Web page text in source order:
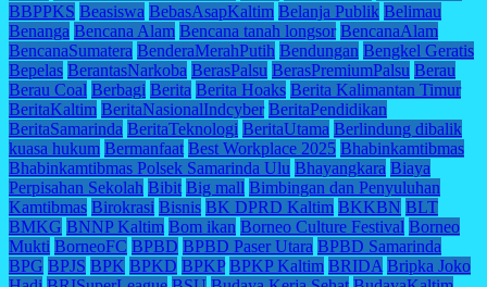
BBPPKS Beasiswa BebasAsapKaltim Belanja Publik Belimau
Benanga Bencana Alam Bencana tanah longsor BencanaAlam
BencanaSumatera BenderaMerahPutih Bendungan Bengkel Geratis
Bepelas BerantasNarkoba BerasPalsu BerasPremiumPalsu Berau
Berau Coal Berbagi Berita Berita Hoaks Berita Kalimantan Timur
BeritaKaltim BeritaNasionalIndcyber BeritaPendidikan
BeritaSamarinda BeritaTeknologi BeritaUtama Berlindung dibalik
kuasa hukum Bermanfaat Best Workplace 2025 Bhabinkamtibmas
Bhabinkamtibmas Polsek Samarinda Ulu Bhayangkara Biaya
Perpisahan Sekolah Bibit Big mall Bimbingan dan Penyuluhan
Kamtibmas Birokrasi Bisnis BK DPRD Kaltim BKKBN BLT
BMKG BNNP Kaltim Bom ikan Borneo Culture Festival Borneo
Mukti BorneoFC BPBD BPBD Paser Utara BPBD Samarinda
BPG BPJS BPK BPKD BPKP BPKP Kaltim BRIDA Bripka Joko